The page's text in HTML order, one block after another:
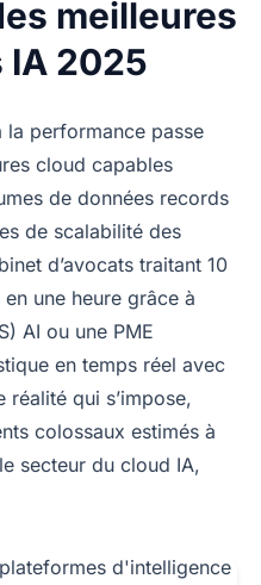
meilleures
IA 2025
performance passe
cloud capables
de données records
de scalabilité des
d’avocats traitant 10
une heure grâce à
AI ou une PME
en temps réel avec
réalité qui s’impose,
colossaux estimés à
secteur du cloud IA,